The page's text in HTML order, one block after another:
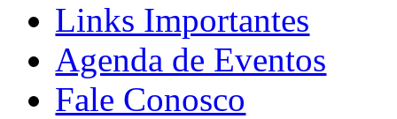
Links Importantes
Agenda de Eventos
Fale Conosco